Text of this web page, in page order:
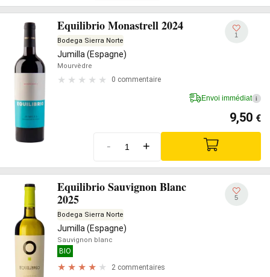
Equilibrio Monastrell 2024
Bodega Sierra Norte
Jumilla (Espagne)
Mourvèdre
0 commentaire
1
Envoi immédiat i
9,50 €
- +
Equilibrio Sauvignon Blanc
2025
Bodega Sierra Norte
Jumilla (Espagne)
Sauvignon blanc
BIO
2 commentaires
5